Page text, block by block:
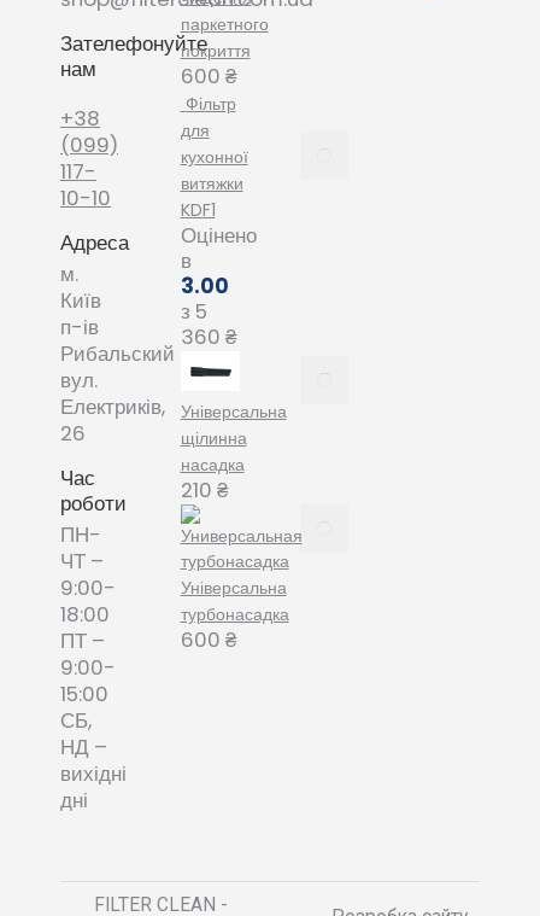
Зателефонуйте
нам
+38
(099)
117-
10-10
Адреса
м.
Київ
п-ів
Рибальский
вул.
Електриків,
26
Час
роботи
ПН-
ЧТ –
9:00-
18:00
ПТ –
9:00-
15:00
СБ,
НД –
вихідні
дні
паркетного
покриття
600 ₴
Фільтр
для
кухонної
витяжки
KDF1
Оцінено
в
3.00
з 5
360 ₴
Універсальна
щілинна
насадка
210 ₴
Універсальна
турбонасадка
600 ₴
FILTER CLEAN -